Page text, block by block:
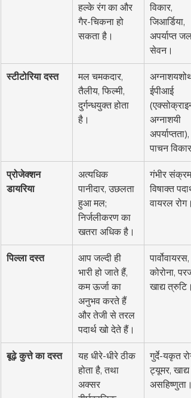
हल्के रंग का और
गैर-चिकना हो
सकता है।
विकार,
जिआर्डिया,
अपर्याप्त जल
सेवन।
स्टीटोरिया दस्त
मल चमकदार,
तैलीय, फिल्मी,
दुर्गन्धयुक्त होता
है।
अग्नाशयशोथ,
ईपीआई
(एक्सोक्राइन
अग्नाशयी
अपर्याप्तता),
पाचन
प्रोजेक्शन
डायरिया
अत्यधिक
पानीदार, उछलता
हुआ मल;
निर्जलीकरण का
खतरा अधिक है।
गंभीर
विषाक्त
वायरल रोग।
पिल्ला दस्त
आप जल्दी ही
भारी हो जाते हैं,
कम ऊर्जा का
अनुभव करते हैं
और तेजी से तरल
पदार्थ खो देते हैं।
पार्वोवायरस,
कोरोना,
खाद्य त्रुटि।
बूढ़े कुत्ते का दस्त
यह धीरे-धीरे ठीक
होता है, तथा
अक्सर
गुर्दे-यकृत
ट्यूमर, खाद्य
असहिष्णुता।